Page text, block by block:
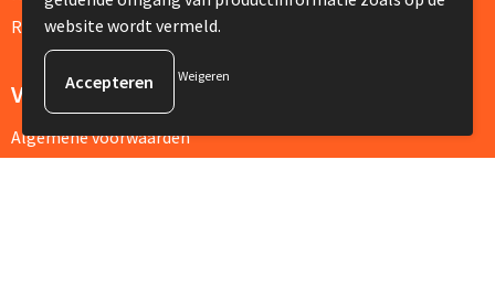
Referenties
Veilig winkelen
Algemene voorwaarden
website wordt vermeld.
Weigeren